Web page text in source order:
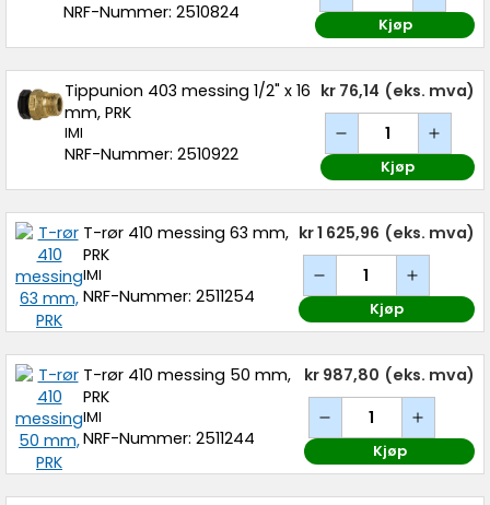
NRF-Nummer: 2510824
Kjøp
Tippunion 403 messing 1/2" x 16
mm, PRK
IMI
NRF-Nummer: 2510922
kr 76,14 (eks. mva)
Kjøp
T-rør 410 messing 63 mm,
PRK
IMI
NRF-Nummer: 2511254
kr 1 625,96 (eks. mva)
Kjøp
T-rør 410 messing 50 mm,
PRK
IMI
NRF-Nummer: 2511244
kr 987,80 (eks. mva)
Kjøp